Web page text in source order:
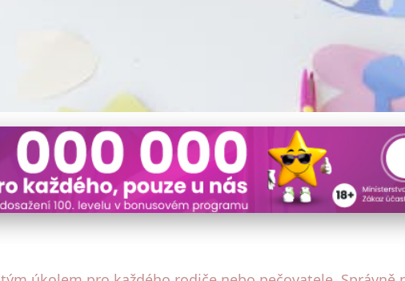
a inspirativní dětský